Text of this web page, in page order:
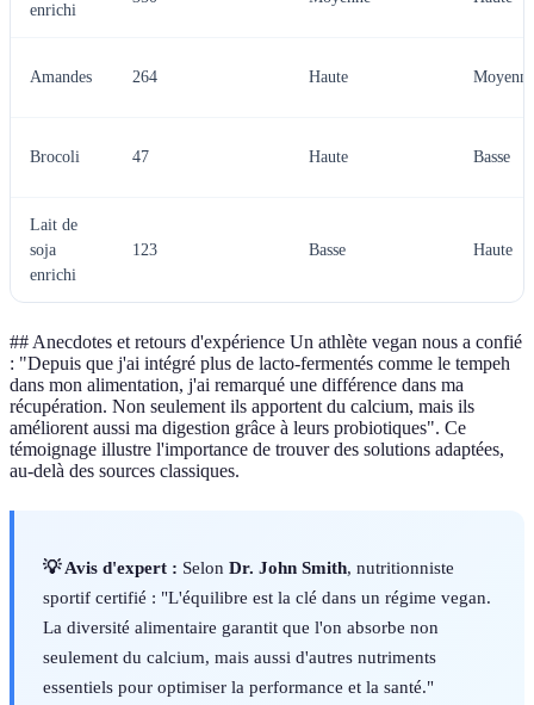
enrichi
Amandes 264 Haute Moyenne
Brocoli 47 Haute Basse
Lait de
soja
enrichi
123 Basse Haute
## Anecdotes et retours d'expérience Un athlète vegan nous a confié
: "Depuis que j'ai intégré plus de lacto-fermentés comme le tempeh
dans mon alimentation, j'ai remarqué une différence dans ma
récupération. Non seulement ils apportent du calcium, mais ils
améliorent aussi ma digestion grâce à leurs probiotiques". Ce
témoignage illustre l'importance de trouver des solutions adaptées,
au-delà des sources classiques.
💡 Avis d'expert : Selon Dr. John Smith, nutritionniste
sportif certifié : "L'équilibre est la clé dans un régime vegan.
La diversité alimentaire garantit que l'on absorbe non
seulement du calcium, mais aussi d'autres nutriments
essentiels pour optimiser la performance et la santé."